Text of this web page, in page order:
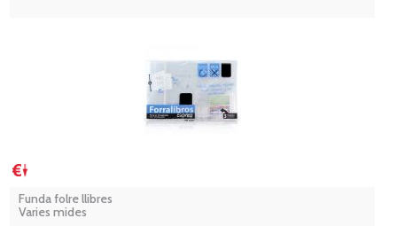
Funda folre llibres
Varies mides